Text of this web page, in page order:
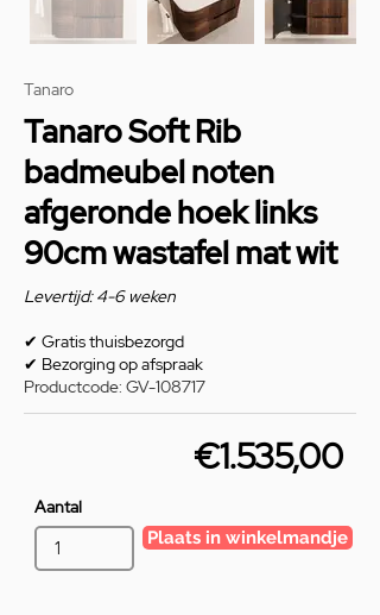
Tanaro
Tanaro Soft Rib
badmeubel noten
afgeronde hoek links
90cm wastafel mat wit
Levertijd: 4-6 weken
✔ Gratis thuisbezorgd
✔ Bezorging op afspraak
Productcode: GV-108717
€1.535,00
Aantal
Plaats in winkelmandje